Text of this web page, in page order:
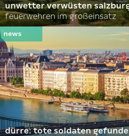
unwetter verwüsten
feuerwehren im großeinsatz
dürre: tote soldaten